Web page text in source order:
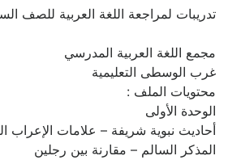
تدريبات لمراجعة اللغة العربية للصف
مجمع اللغة العربية المدرسي
غرب الوسطى التعليمية
محتويات الملف :
الوحدة الأولى
أحاديث نبوية شريفة – علامات الإعراب
المذكر السالم – مقارنة بين رجلين